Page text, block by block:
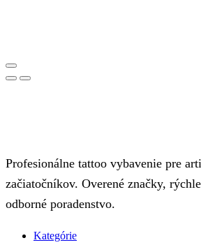
Profesionálne tattoo vybavenie pre
začiatočníkov. Overené značky,
odborné poradenstvo.
Kategórie